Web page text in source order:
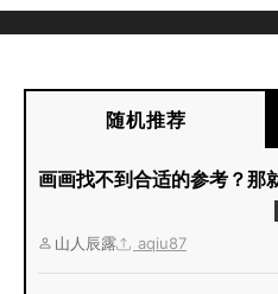
随机推荐
画画找不到合适的参考？那
山人辰露 aqiu87